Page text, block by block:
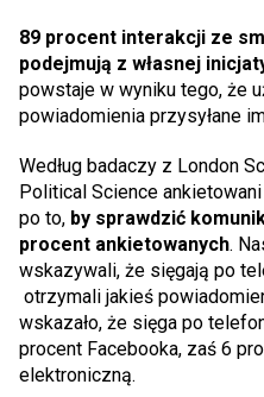
89 procent interakcji ze
podejmują z własnej
powstaje w wyniku tego, że
powiadomienia przysyłane
Według badaczy z London
Political Science
po to, by sprawdzić
procent ankietowanych.
wskazywali, że sięgają po
otrzymali jakieś
wskazało, że sięga po
procent Facebooka, zaś 6
elektroniczną.